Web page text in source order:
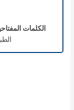
الكلمات